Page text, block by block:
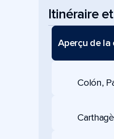
Itinéraire
Aperçu de la
Colón,